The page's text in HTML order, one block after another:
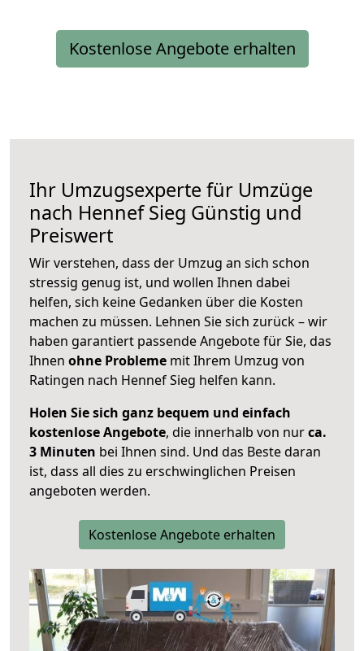
Kostenlose Angebote erhalten
Ihr Umzugsexperte für Umzüge
nach Hennef Sieg Günstig und
Preiswert
Wir verstehen, dass der Umzug an sich schon
stressig genug ist, und wollen Ihnen dabei
helfen, sich keine Gedanken über die Kosten
machen zu müssen. Lehnen Sie sich zurück – wir
haben garantiert passende Angebote für Sie, das
Ihnen ohne Probleme mit Ihrem Umzug von
Ratingen nach Hennef Sieg helfen kann.
Holen Sie sich ganz bequem und einfach
kostenlose Angebote, die innerhalb von nurca.
3 Minuten bei Ihnen sind. Und das Beste daran
ist, dass all dies zu erschwinglichen Preisen
angeboten werden.
Kostenlose Angebote erhalten